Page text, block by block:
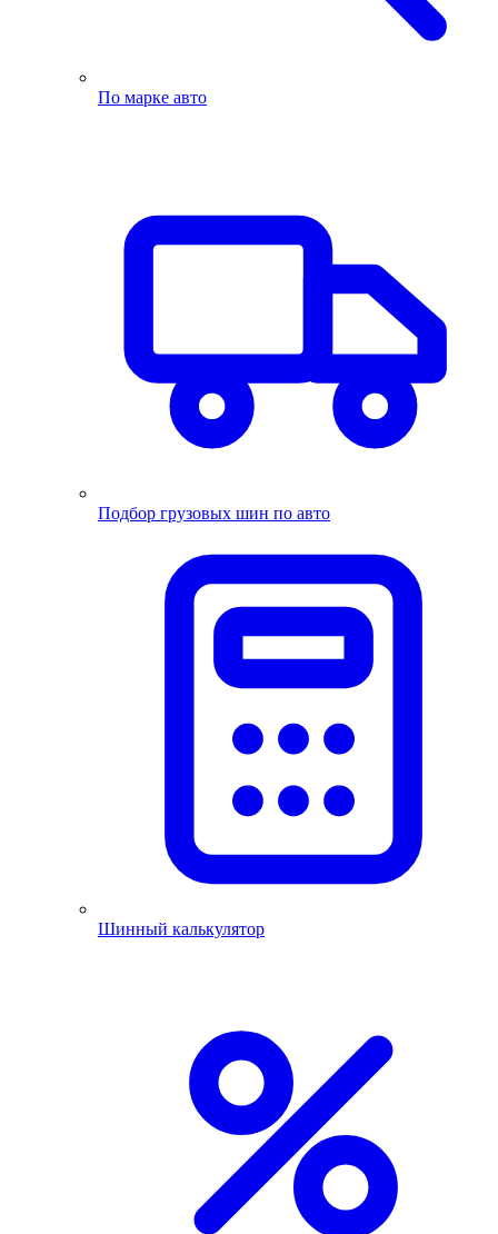
По марке авто
Подбор грузовых шин по авто
Шинный калькулятор